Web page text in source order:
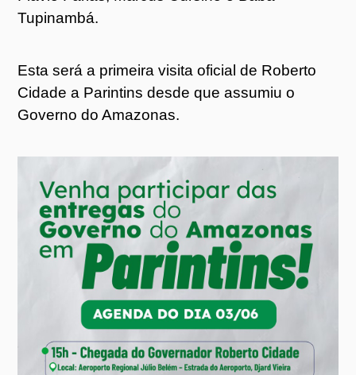
Tupinambá.
Esta será a primeira visita oficial de Roberto
Cidade a Parintins desde que assumiu o
Governo do Amazonas.